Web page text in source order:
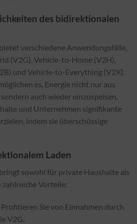
des bidirektionalen
verschiedene Anwendungsfälle,
(V2G), Vehicle-to-Home (V2H),
und Vehicle-to-Everything (V2X).
es, Energie nicht nur aus
auch wieder einzuspeisen.
und Unternehmen signifikante
indem sie überschüssige
Laden
sowohl für private Haushalte als
Vorteile:
Profitieren Sie von Einnahmen durch
V2G.